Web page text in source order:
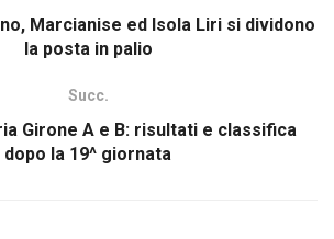
Marcianise ed Isola Liri si dividono
la posta in palio
Succ.
Girone A e B: risultati e classifica
dopo la 19^ giornata